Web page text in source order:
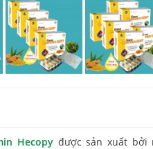
Hecopy được sản xuất bởi